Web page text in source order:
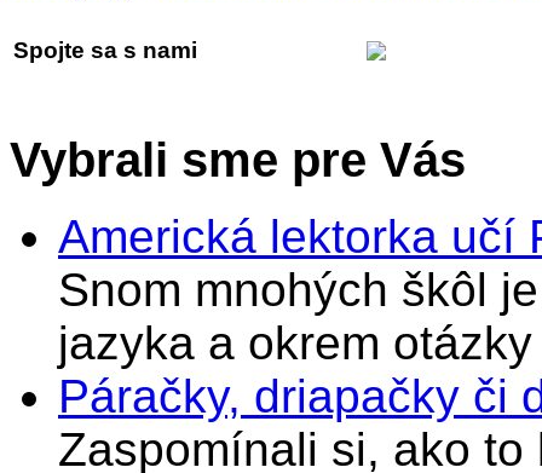
Spojte sa s nami
Vybrali sme pre Vás
Americká lektorka učí
Snom mnohých škôl
jazyka a okrem
Páračky, driapačky či
Zaspomínali si, ako